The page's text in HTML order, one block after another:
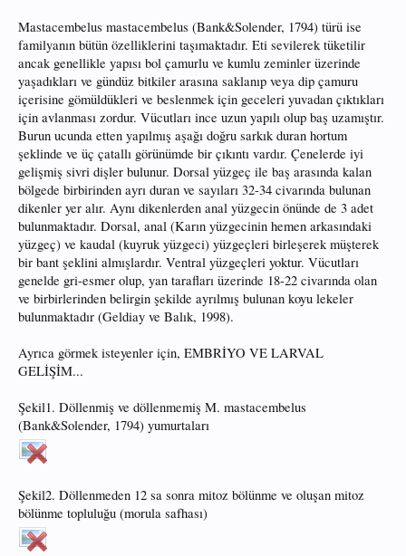
Mastacembelus mastacembelus (Bank&Solender, 1794) türü ise
familyanın bütün özelliklerini taşımaktadır. Eti sevilerek tüketilir
ancak genellikle yapısı bol çamurlu ve kumlu zeminler üzerinde
yaşadıkları ve gündüz bitkiler arasına saklanıp veya dip çamuru
içerisine gömüldükleri ve beslenmek için geceleri yuvadan çıktıkları
için avlanması zordur. Vücutları ince uzun yapılı olup baş uzamıştır.
Burun ucunda etten yapılmış aşağı doğru sarkık duran hortum
şeklinde ve üç çatallı görünümde bir çıkıntı vardır. Çenelerde iyi
gelişmiş sivri dişler bulunur. Dorsal yüzgeç ile baş arasında kalan
bölgede birbirinden ayrı duran ve sayıları 32-34 civarında bulunan
dikenler yer alır. Aynı dikenlerden anal yüzgecin önünde de 3 adet
bulunmaktadır. Dorsal, anal (Karın yüzgecinin hemen arkasındaki
yüzgeç) ve kaudal (kuyruk yüzgeci) yüzgeçleri birleşerek müşterek
bir bant şeklini almışlardır. Ventral yüzgeçleri yoktur. Vücutları
genelde gri-esmer olup, yan tarafları üzerinde 18-22 civarında olan
ve birbirlerinden belirgin şekilde ayrılmış bulunan koyu lekeler
bulunmaktadır (Geldiay ve Balık, 1998).
Ayrıca görmek isteyenler için, EMBRİYO VE LARVAL
GELİŞİM...
Şekil1. Döllenmiş ve döllenmemiş M. mastacembelus
(Bank&Solender, 1794) yumurtaları
Şekil2. Döllenmeden 12 sa sonra mitoz bölünme ve oluşan mitoz
bölünme topluluğu (morula safhası)